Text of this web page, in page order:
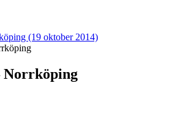
(19 oktober 2014)
Norrköping